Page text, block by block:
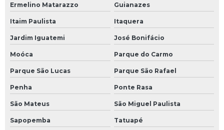
Empresa de calibração rbc
Serviço de calibração
Serviço de calibração de instrumentos
Ermelino Matarazzo Guianazes
Itaim Paulista Itaquera
Jardim Iguatemi José Bonifácio
Moóca Parque do Carmo
Parque São Lucas Parque São Rafael
Penha Ponte Rasa
São Mateus São Miguel Paulista
Sapopemba Tatuapé